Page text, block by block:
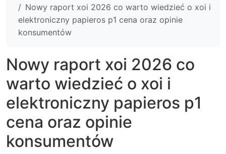
Nowy raport xoi 2026 co warto wiedzieć o xoi i
elektroniczny papieros p1 cena oraz opinie
konsumentów
Nowy raport xoi 2026 co
warto wiedzieć o xoi i
elektroniczny papieros p1
cena oraz opinie
konsumentów